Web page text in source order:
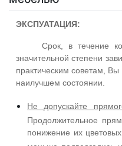
Open submenu
Детские кровати
Open submenu
Шкафы
О компании
Контакты
Доставка по
ЭКСПУАТАЦИЯ:
Срок, в течение
значительной степени
практическим советам,
наилучшем состоянии.
Не допускайте
Продолжительное
понижение их